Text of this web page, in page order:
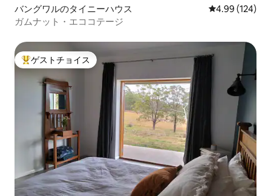
バングワルのタイニーハウス レビュー124
4.99 (124)
ガムナット・エココテージ
大好評のゲストチョイスです。
ゲストチョイス